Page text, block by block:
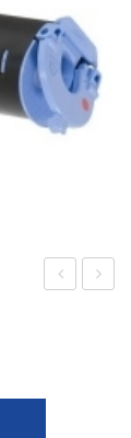
Sharp